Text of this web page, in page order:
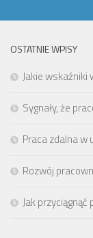
OSTATNIE WPISY
Jakie wskaźniki
Sygnały, że
Praca zdalna w
Rozwój
Jak